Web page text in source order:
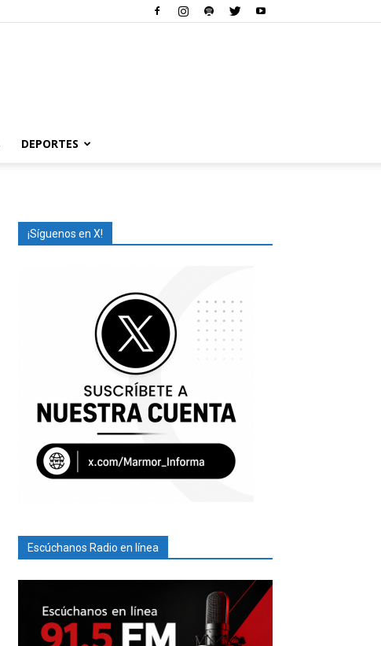
DEPORTES
¡Síguenos en X!
Escúchanos Radio en línea